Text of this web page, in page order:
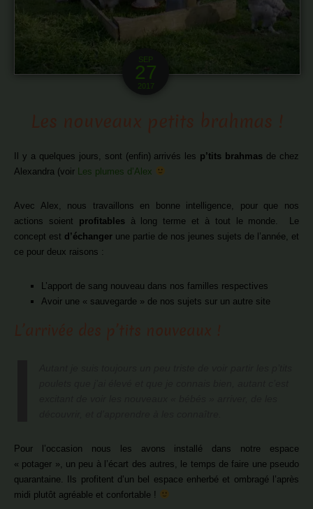
SEP
27
2017
Il y a quelques jours, sont (enfin) arrivés les p’tits brahmas de chez
Alexandra (voir Les plumes d’Alex
Avec Alex, nous travaillons en bonne intelligence, pour que nos
actions soient profitablesà long terme et à tout le monde. Le
concept est d’échanger une partie de nos jeunes sujets de l’année, et
ce pour deux raisons :
L’apport de sang nouveau dans nos familles respectives
Avoir une « sauvegarde » de nos sujets sur un autre site
Pour l’occasion nous les avons installé dans notre espace
« potager », un peu à l’écart des autres, le temps de faire une pseudo
quarantaine. Ils profitent d’un bel espace enherbé et ombragé l’après
midi plutôt agréable et confortable !